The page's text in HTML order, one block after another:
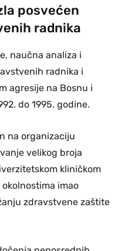
posvećen
radnika
naučna analiza i
radnika i
agresije na Bosnu i
do 1995. godine.
na organizaciju
velikog broja
kliničkom
imao
zdravstvene zaštite